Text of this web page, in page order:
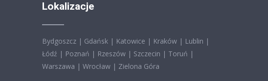
Lokalizacje
Bydgoszcz | Gdańsk | Katowice | Kraków | Lublin |
Łódź | Poznań | Rzeszów | Szczecin | Toruń |
Warszawa | Wrocław | Zielona Góra